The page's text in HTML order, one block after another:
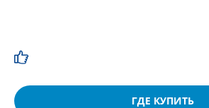
ГДЕ КУПИТЬ